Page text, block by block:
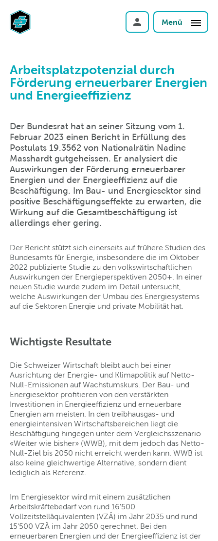
Menü
Arbeitsplatzpotenzial durch
Förderung erneuerbarer Energien
und Energieeffizienz
Der Bundesrat hat an seiner Sitzung vom 1.
Februar 2023 einen Bericht in Erfüllung des
Postulats 19.3562 von Nationalrätin Nadine
Masshardt gutgeheissen. Er analysiert die
Auswirkungen der Förderung erneuerbarer
Energien und der Energieeffizienz auf die
Beschäftigung. Im Bau- und Energiesektor sind
positive Beschäftigungseffekte zu erwarten, die
Wirkung auf die Gesamtbeschäftigung ist
allerdings eher gering.
Der Bericht stützt sich einerseits auf frühere Studien des
Bundesamts für Energie, insbesondere die im Oktober
2022 publizierte Studie zu den volkswirtschaftlichen
Auswirkungen der Energieperspektiven 2050+. In einer
neuen Studie wurde zudem im Detail untersucht,
welche Auswirkungen der Umbau des Energiesystems
auf die Sektoren Energie und private Mobilität hat.
Wichtigste Resultate
Die Schweizer Wirtschaft bleibt auch bei einer
Ausrichtung der Energie- und Klimapolitik auf Netto-
Null-Emissionen auf Wachstumskurs. Der Bau- und
Energiesektor profitieren von den verstärkten
Investitionen in Energieeffizienz und erneuerbare
Energien am meisten. In den treibhausgas- und
energieintensiven Wirtschaftsbereichen liegt die
Beschäftigung hingegen unter dem Vergleichsszenario
«Weiter wie bisher» (WWB), mit dem jedoch das Netto-
Null-Ziel bis 2050 nicht erreicht werden kann. WWB ist
also keine gleichwertige Alternative, sondern dient
lediglich als Referenz.
Im Energiesektor wird mit einem zusätzlichen
Arbeitskräftebedarf von rund 16'500
Vollzeitstelläquivalenten (VZÄ) im Jahr 2035 und rund
15'500 VZÄ im Jahr 2050 gerechnet. Bei den
erneuerbaren Energien und der Energieeffizienz ist der